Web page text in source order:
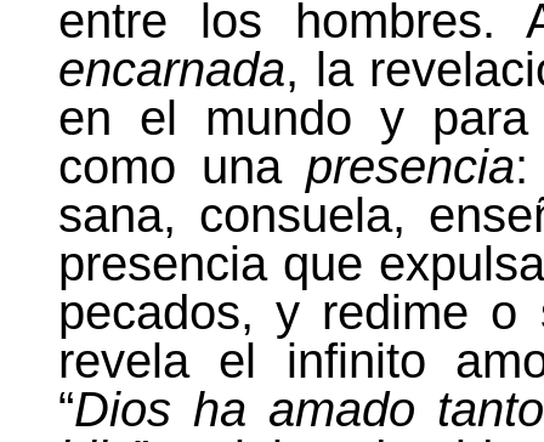
entre los
encarnada, la
en el mundo y para
como unapresencia:
sana, consuela,
presencia que
pecados, y redime
revela el infinito
“Dios ha amado